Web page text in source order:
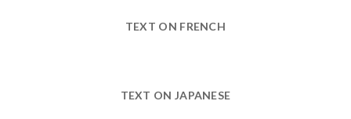
TEXT ON FRENCH
TEXT ON JAPANESE